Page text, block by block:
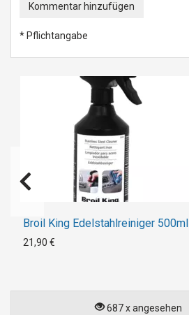
Kommentar hinzufügen
* Pflichtangabe
Broil King Edelstahlreiniger 500ml
21,90 €
687 x angesehen